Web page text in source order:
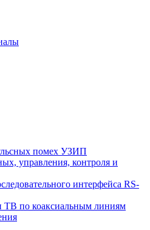
помех УЗИП
управления, контроля и
интерфейса RS-
ТВ по коаксиальным линиям